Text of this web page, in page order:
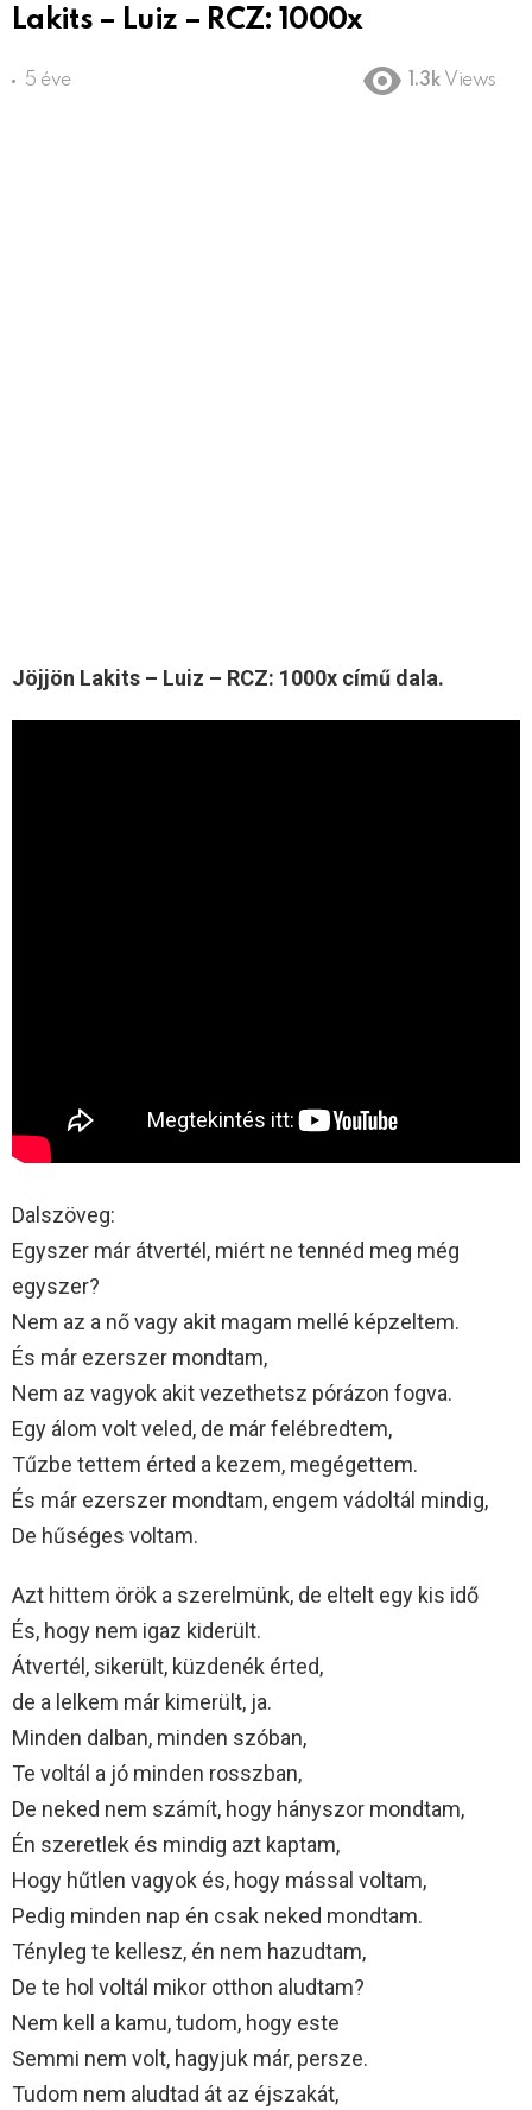
Lakits – Luiz – RCZ: 1000x
5 éve 1.3k Views
Jöjjön Lakits – Luiz – RCZ: 1000x című dala.
Dalszöveg:
Egyszer már átvertél, miért ne tennéd meg még
egyszer?
Nem az a nő vagy akit magam mellé képzeltem.
És már ezerszer mondtam,
Nem az vagyok akit vezethetsz pórázon fogva.
Egy álom volt veled, de már felébredtem,
Tűzbe tettem érted a kezem, megégettem.
És már ezerszer mondtam, engem vádoltál mindig,
De hűséges voltam.
Azt hittem örök a szerelmünk, de eltelt egy kis idő
És, hogy nem igaz kiderült.
Átvertél, sikerült, küzdenék érted,
de a lelkem már kimerült, ja.
Minden dalban, minden szóban,
Te voltál a jó minden rosszban,
De neked nem számít, hogy hányszor mondtam,
Én szeretlek és mindig azt kaptam,
Hogy hűtlen vagyok és, hogy mással voltam,
Pedig minden nap én csak neked mondtam.
Tényleg te kellesz, én nem hazudtam,
De te hol voltál mikor otthon aludtam?
Nem kell a kamu, tudom, hogy este
Semmi nem volt, hagyjuk már, persze.
Tudom nem aludtad át az éjszakát,